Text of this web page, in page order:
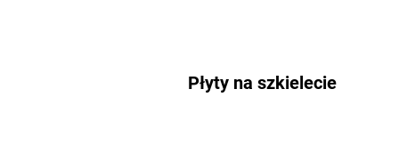
Płyty na szkielecie